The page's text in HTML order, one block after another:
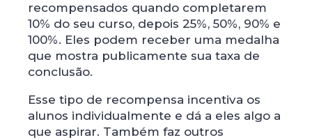
recompensados ​​quando completarem
10% do seu curso, depois 25%, 50%, 90% e
100%. Eles podem receber uma medalha
que mostra publicamente sua taxa de
conclusão.
Esse tipo de recompensa incentiva os
alunos individualmente e dá a eles algo a
que aspirar. Também faz outros